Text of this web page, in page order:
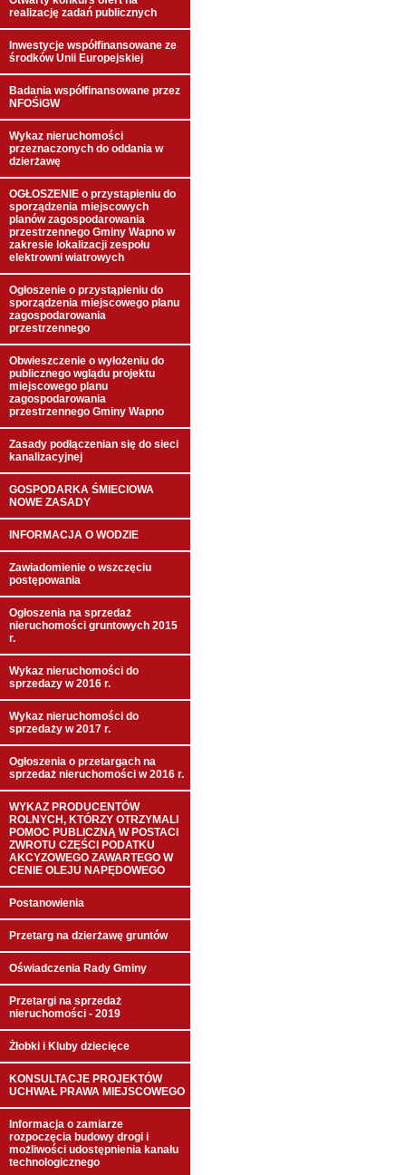
realizację zadań publicznych
Inwestycje współfinansowane ze
środków Unii Europejskiej
Badania współfinansowane przez
NFOŚiGW
Wykaz nieruchomości
przeznaczonych do oddania w
dzierżawę
OGŁOSZENIE o przystąpieniu do
sporządzenia miejscowych
planów zagospodarowania
przestrzennego Gminy Wapno w
zakresie lokalizacji zespołu
elektrowni wiatrowych
Ogłoszenie o przystąpieniu do
sporządzenia miejscowego planu
zagospodarowania
przestrzennego
Obwieszczenie o wyłożeniu do
publicznego wglądu projektu
miejscowego planu
zagospodarowania
przestrzennego Gminy Wapno
Zasady podłączenian się do sieci
kanalizacyjnej
GOSPODARKA ŚMIECIOWA
NOWE ZASADY
INFORMACJA O WODZIE
Zawiadomienie o wszczęciu
postępowania
Ogłoszenia na sprzedaż
nieruchomości gruntowych 2015
r.
Wykaz nieruchomości do
sprzedazy w 2016 r.
Wykaz nieruchomości do
sprzedaży w 2017 r.
Ogłoszenia o przetargach na
sprzedaż nieruchomości w 2016 r.
WYKAZ PRODUCENTÓW
ROLNYCH, KTÓRZY OTRZYMALI
POMOC PUBLICZNĄ W POSTACI
ZWROTU CZĘŚCI PODATKU
AKCYZOWEGO ZAWARTEGO W
CENIE OLEJU NAPĘDOWEGO
Postanowienia
Przetarg na dzierżawę gruntów
Oświadczenia Rady Gminy
Przetargi na sprzedaż
nieruchomości - 2019
Żłobki i Kluby dziecięce
KONSULTACJE PROJEKTÓW
UCHWAŁ PRAWA MIEJSCOWEGO
Informacja o zamiarze
rozpoczęcia budowy drogi i
możliwości udostępnienia kanału
technologicznego